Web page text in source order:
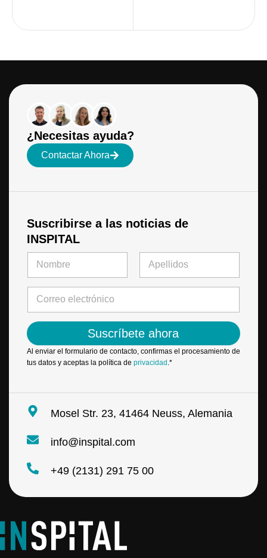
¿Necesitas ayuda?
Contactar Ahora
Suscribirse a las noticias de
INSPITAL
m
e
*
r
r
e
o
e
c
t
r
n
c
o
Suscríbete ahora
Al enviar el formulario de contacto, confirmas el procesamiento de
tus datos y aceptas la política de privacidad .*
Mosel Str. 23, 41464 Neuss, Alemania
info@inspital.com
+49 (2131) 291 75 00